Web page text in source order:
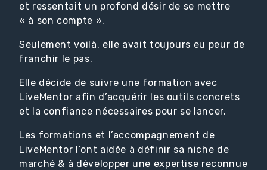
et ressentait un profond désir de se mettre
« à son compte ».
Seulement voilà, elle avait toujours eu peur de
franchir le pas.
Elle décide de suivre une formation avec
LiveMentor afin d’acquérir les outils concrets
et la confiance nécessaires pour se lancer.
Les formations et l’accompagnement de
LiveMentor l’ont aidée à définir sa niche de
marché & à développer une expertise reconnue